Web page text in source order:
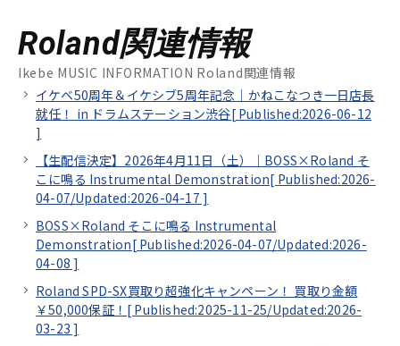
Roland関連情報
Ikebe MUSIC INFORMATION Roland関連情報
イケベ50周年＆イケシブ5周年記念｜かねこなつき一日店長
就任！ in ドラムステーション渋谷[ Published:2026-06-12
]
【生配信決定】2026年4月11日（土）｜BOSS×Roland そ
こに鳴る Instrumental Demonstration[ Published:2026-
04-07/Updated:2026-04-17 ]
BOSS×Roland そこに鳴る Instrumental
Demonstration[ Published:2026-04-07/Updated:2026-
04-08 ]
Roland SPD-SX買取り超強化キャンペーン！ 買取り金額
￥50,000保証！[ Published:2025-11-25/Updated:2026-
03-23 ]